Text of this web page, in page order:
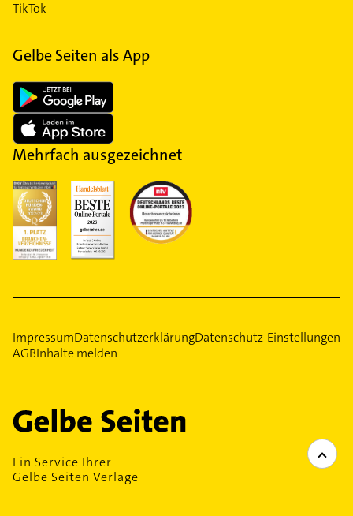
TikTok
Gelbe Seiten als App
Mehrfach ausgezeichnet
ImpressumDatenschutzerklärungDatenschutz-Einstellungen
AGBInhalte melden
Ein Service Ihrer
Gelbe Seiten Verlage